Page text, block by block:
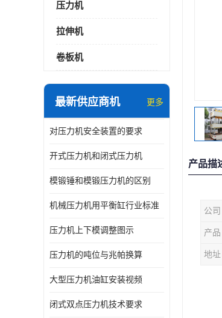
压力机
拉伸机
卷板机
最新供应商机 更多
对压力机安全装置的要求
开式压力机和闭式压力机
模锻锤和模锻压力机的区别
机械压力机用平衡缸行业标准
压力机上下模调整图示
压力机的吨位与兆帕换算
大型压力机油缸安装视频
闭式双点压力机技术要求
产品描
公司
产品
地址